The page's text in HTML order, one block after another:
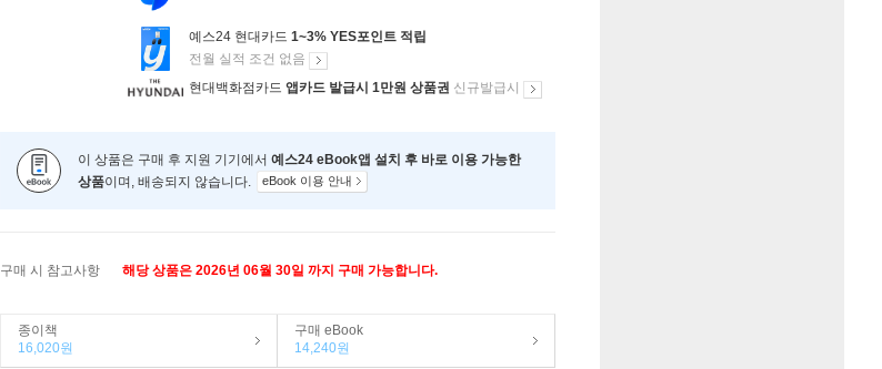
예스24 현대카드 1~3% YES포인트 적립
전월 실적 조건 없음
현대백화점카드 앱카드 발급시 1만원 상품권 신규발급시
이 상품은 구매 후 지원 기기에서 예스24 eBook앱 설치 후 바로 이용 가능한
상품이며, 배송되지 않습니다. eBook 이용 안내
구매 시 참고사항 해당 상품은 2026년 06월 30일 까지 구매 가능합니다.
종이책
16,020원
구매 eBook
14,240원